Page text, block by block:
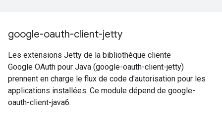
google-oauth-client-jetty
Les extensions Jetty de la bibliothèque cliente
Google OAuth pour Java (google-oauth-client-jetty)
prennent en charge le flux de code d'autorisation pour les
applications installées. Ce module dépend de google-
oauth-client-java6.